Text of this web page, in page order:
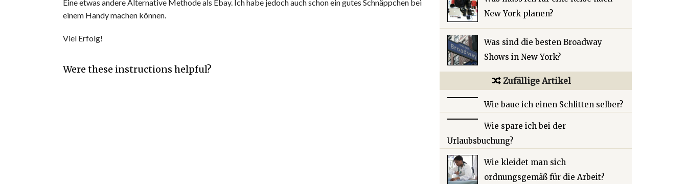
Eine etwas andere Alternative Methode als Ebay. Ich habe jedoch auch schon ein gutes Schnäppchen bei
einem Handy machen können.
Viel Erfolg!
Were these instructions helpful?
New York planen?
Was sind die besten Broadway
Shows in New York?
Zufällige Artikel
Wie baue ich einen Schlitten selber?
Wie spare ich bei der
Urlaubsbuchung?
Wie kleidet man sich
ordnungsgemäß für die Arbeit?